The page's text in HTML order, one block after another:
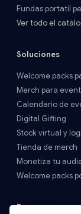
Fundas portatil
Ver todo el
Soluciones
Welcome packs
Merch para
Calendario de
Digital Gifting
Stock virtual y
Tienda de merch
Monetiza tu
Welcome packs
Recursos